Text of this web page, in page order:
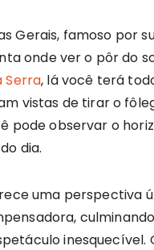
Gerais, famoso por
onde ver o pôr do
Serra, lá você terá
vistas de tirar o
pode observar o
dia.
uma perspectiva
inesquecível.